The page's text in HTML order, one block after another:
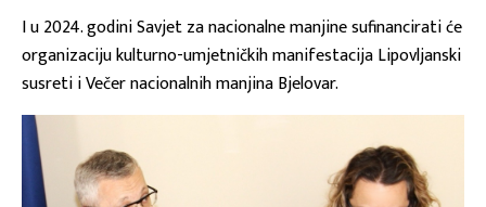
I u 2024. godini Savjet za nacionalne manjine sufinancirati će
organizaciju kulturno-umjetničkih manifestacija Lipovljanski
susreti i Večer nacionalnih manjina Bjelovar.